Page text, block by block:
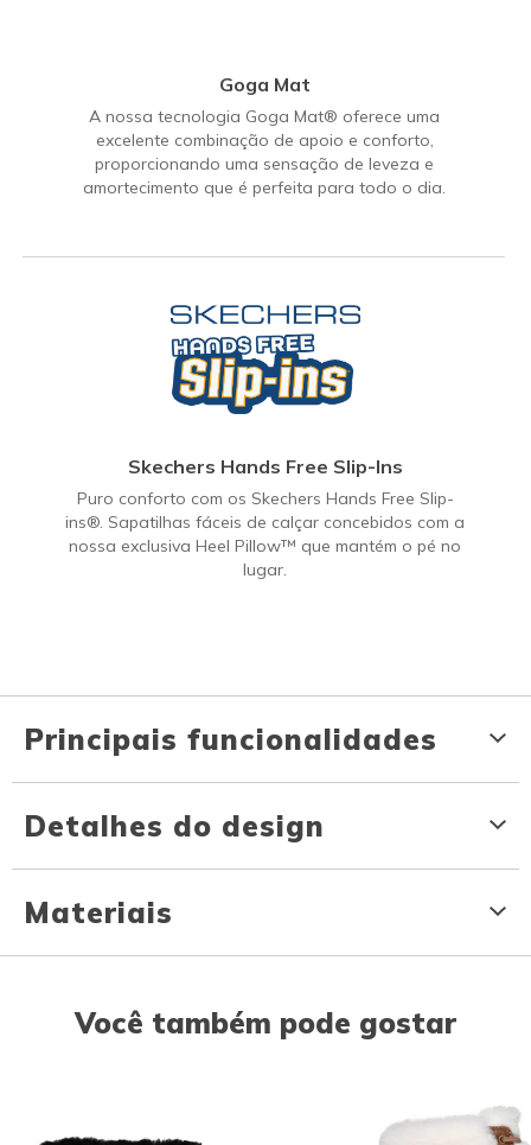
Goga Mat
A nossa tecnologia Goga Mat® oferece uma
excelente combinação de apoio e conforto,
proporcionando uma sensação de leveza e
amortecimento que é perfeita para todo o dia.
Skechers Hands Free Slip-Ins
Puro conforto com os Skechers Hands Free Slip-
ins®. Sapatilhas fáceis de calçar concebidos com a
nossa exclusiva Heel Pillow™ que mantém o pé no
lugar.
Principais funcionalidades
Detalhes do design
Materiais
Você também pode gostar